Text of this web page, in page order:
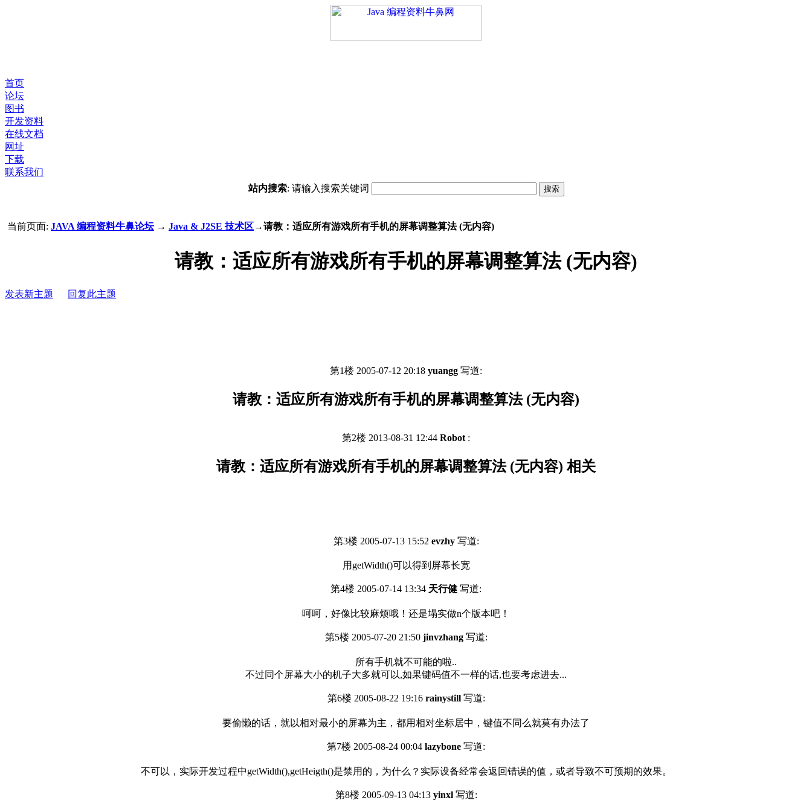
首页
论坛
图书
开发资料
在线文档
网址
下载
联系我们
站内搜索: 请输入搜索关键词
当前页面: JAVA 编程资料牛鼻论坛→ Java & J2SE 技术区→请教：适应所有游戏所有手机的屏幕调整算法 (无内容)
请教：适应所有游戏所有手机的屏幕调整算法 (无内容)
发表新主题 回复此主题
第1楼 2005-07-12 20:18 yuangg 写道:
请教：适应所有游戏所有手机的屏幕调整算法 (无内容)
第2楼 2013-08-31 12:44 Robot :
请教：适应所有游戏所有手机的屏幕调整算法 (无内容) 相关
第3楼 2005-07-13 15:52 evzhy 写道:
用getWidth()可以得到屏幕长宽
第4楼 2005-07-14 13:34 天行健 写道:
呵呵，好像比较麻烦哦！还是塌实做n个版本吧！
第5楼 2005-07-20 21:50 jinvzhang 写道:
所有手机就不可能的啦..
不过同个屏幕大小的机子大多就可以,如果键码值不一样的话,也要考虑进去...
第6楼 2005-08-22 19:16 rainystill 写道:
要偷懒的话，就以相对最小的屏幕为主，都用相对坐标居中，键值不同么就莫有办法了
第7楼 2005-08-24 00:04 lazybone 写道:
不可以，实际开发过程中getWidth(),getHeigth()是禁用的，为什么？实际设备经常会返回错误的值，或者导致不可预期的效果。
第8楼 2005-09-13 04:13 yinxl 写道: